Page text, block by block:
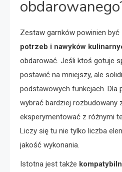
Zestaw garnków powinien być
potrzeb i nawyków
obdarować. Jeśli ktoś gotuje
postawić na mniejszy, ale
podstawowych funkcjach. Dla
wybrać bardziej rozbudowany
eksperymentować z różnymi
Liczy się tu nie tylko liczba
jakość wykonania.
Istotna jest także